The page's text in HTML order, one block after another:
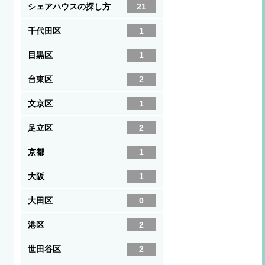
21
シェアハウスの探し方
1
千代田区
1
目黒区
2
台東区
1
文京区
2
足立区
1
京都
1
大阪
0
大田区
2
港区
2
世田谷区